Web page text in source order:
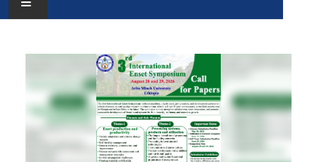
ADMINISTRATION
OFFICES